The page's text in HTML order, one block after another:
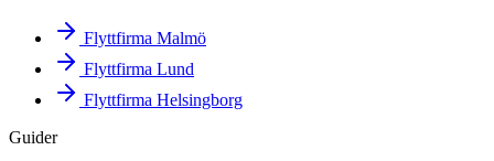
Flyttfirma Malmö
Flyttfirma Lund
Flyttfirma Helsingborg
Guider